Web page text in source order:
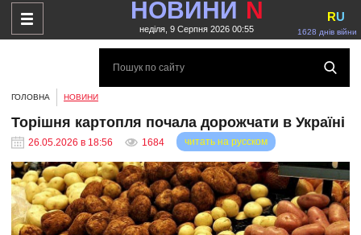
НОВИНИ N
неділя, 9 Серпня 2026 00:55 1628 днів війни
RU
ГОЛОВНА НОВИНИ
Торішня картопля почала дорожчати в Україні
26.05.2026 в 18:56 1684 читать на русском